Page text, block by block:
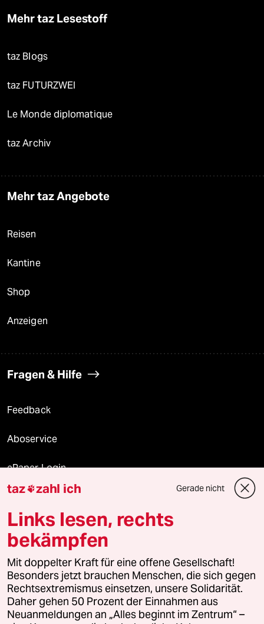
Mehr taz Lesestoff
taz Blogs
taz FUTURZWEI
Le Monde diplomatique
taz Archiv
Mehr taz Angebote
Reisen
Kantine
Shop
Anzeigen
Fragen & Hilfe
Feedback
Aboservice
ePaper Login
Downloads für Abonnierende
© 2026 taz Verlags und Vertriebs GmbH
Alle Rechte vorbehalten. Bei rechtlichen Fragen oder für Genehmigungen
wenden Sie sich bitte an
lizenzen@taz.de
Feedback Redaktionsstatut Kommune-Richtlinien
taz zahl ich Gerade nicht
Links lesen, rechts
bekämpfen
Mit doppelter Kraft für eine offene Gesellschaft!
Besonders jetzt brauchen Menschen, die sich gegen
Rechtsextremismus einsetzen, unsere Solidarität.
Daher gehen 50 Prozent der Einnahmen aus
Neuanmeldungen an „Alles beginnt im Zentrum“ –